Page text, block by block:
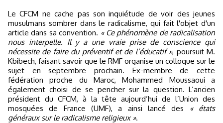
Le CFCM ne cache pas son inquiétude de voir des jeunes
musulmans sombrer dans le radicalisme, qui fait l'objet d'un
article dans sa convention. « Ce phénomène de radicalisation
nous interpelle. Il y a une vraie prise de conscience qui
nécessite de faire du préventif et de l’éducatif », poursuit M.
Kbibech, faisant savoir que le RMF organise un colloque sur le
sujet en septembre prochain. Ex-membre de cette
fédération proche du Maroc, Mohammed Moussaoui a
également choisi de se pencher sur la question. L’ancien
président du CFCM, à la tête aujourd’hui de l’Union des
mosquées de France (UMF), a ainsi lancé des
« états
généraux sur le radicalisme religieux ».